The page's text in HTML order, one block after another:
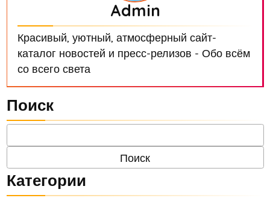
Admin
Красивый, уютный, атмосферный сайт-
каталог новостей и пресс-релизов - Обо всём
со всего света
Поиск
Категории